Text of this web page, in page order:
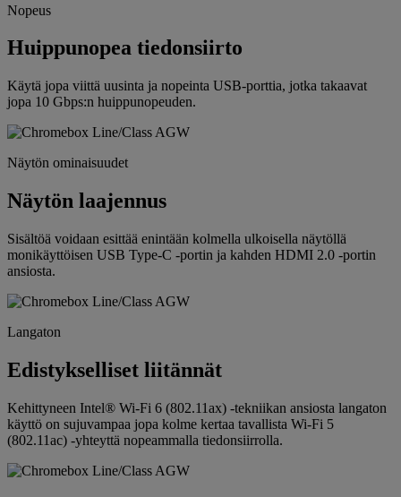
Nopeus
Huippunopea tiedonsiirto
Käytä jopa viittä uusinta ja nopeinta USB-porttia, jotka takaavat
jopa 10 Gbps:n huippunopeuden.
Näytön ominaisuudet
Näytön laajennus
Sisältöä voidaan esittää enintään kolmella ulkoisella näytöllä
monikäyttöisen USB Type-C -portin ja kahden HDMI 2.0 -portin
ansiosta.
Langaton
Edistykselliset liitännät
Kehittyneen Intel® Wi-Fi 6 (802.11ax) -tekniikan ansiosta langaton
käyttö on sujuvampaa jopa kolme kertaa tavallista Wi-Fi 5
(802.11ac) -yhteyttä nopeammalla tiedonsiirrolla.